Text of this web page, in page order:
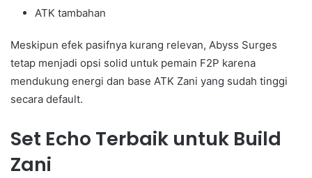
ATK tambahan
Meskipun efek pasifnya kurang relevan, Abyss Surges
tetap menjadi opsi solid untuk pemain F2P karena
mendukung energi dan base ATK Zani yang sudah tinggi
secara default.
Set Echo Terbaik untuk Build
Zani